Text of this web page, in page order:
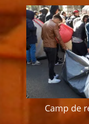
Camp de